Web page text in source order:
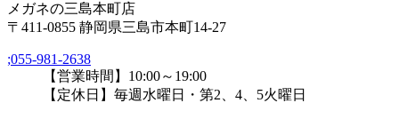
メガネの三島本町店
〒411-0855 静岡県三島市本町14-27
;055-981-2638
【営業時間】10:00～19:00
【定休日】毎週水曜日・第2、4、5火曜日